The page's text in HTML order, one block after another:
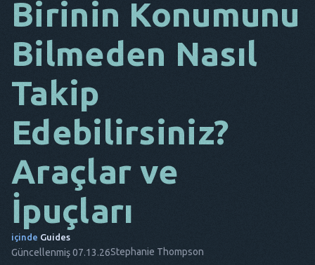
CS
DA
NL
Birinin Konumunu
Bilmeden Nasıl
Takip
Edebilirsiniz?
Araçlar ve
İpuçları
içinde Guides
Güncellenmiş 07.13.26Stephanie Thompson